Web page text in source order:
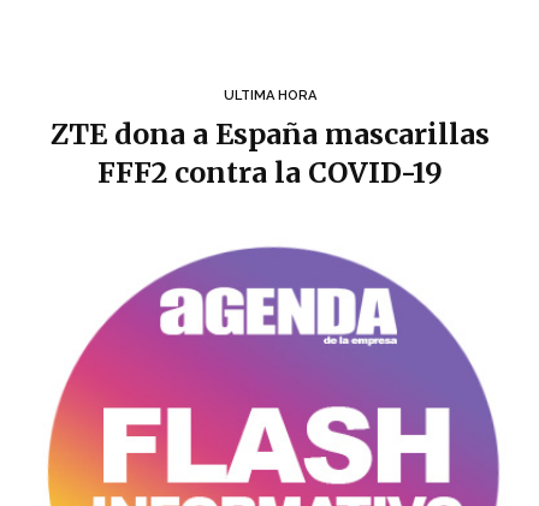
ULTIMA HORA
ZTE dona a España mascarillas
FFF2 contra la COVID-19